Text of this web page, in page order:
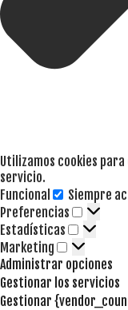
Utilizamos cookies
servicio.
Funcional
Funcional
Siempre
Preferencias
Estadísticas
Marketing Marketing
Administrar opciones
Gestionar los servicios
Gestionar